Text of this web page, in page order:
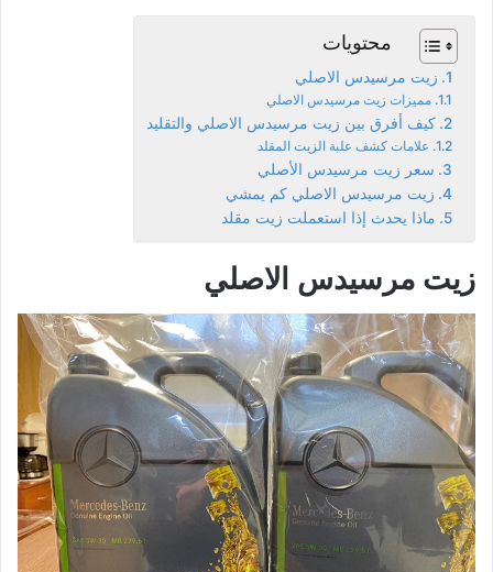
محتويات
زيت مرسيدس الاصلي
مميزات زيت مرسيدس الاصلي
كيف أفرق بين زيت مرسيدس الاصلي والتقليد
علامات كشف علبة الزيت المقلد
سعر زيت مرسيدس الأصلي
زيت مرسيدس الاصلي كم يمشي
ماذا يحدث إذا استعملت زيت مقلد
زيت مرسيدس الاصلي